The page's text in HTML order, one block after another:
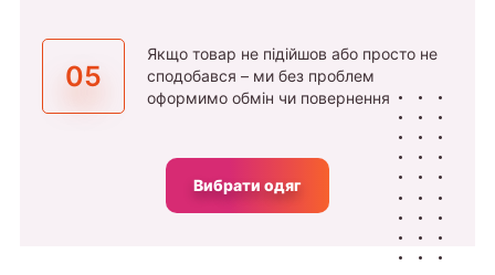
05
Якщо товар не підійшов або просто не
сподобався – ми без проблем
оформимо обмін чи повернення
Вибрати одяг